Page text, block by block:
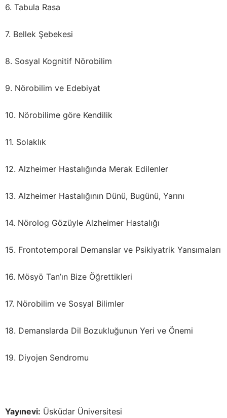
6. Tabula Rasa
7. Bellek Şebekesi
8. Sosyal Kognitif Nörobilim
9. Nörobilim ve Edebiyat
10. Nörobilime göre Kendilik
11. Solaklık
12. Alzheimer Hastalığında Merak Edilenler
13. Alzheimer Hastalığının Dünü, Bugünü, Yarını
14. Nörolog Gözüyle Alzheimer Hastalığı
15. Frontotemporal Demanslar ve Psikiyatrik Yansımaları
16. Mösyö Tan’ın Bize Öğrettikleri
17. Nörobilim ve Sosyal Bilimler
18. Demanslarda Dil Bozukluğunun Yeri ve Önemi
19. Diyojen Sendromu
Yayınevi: Üsküdar Üniversitesi